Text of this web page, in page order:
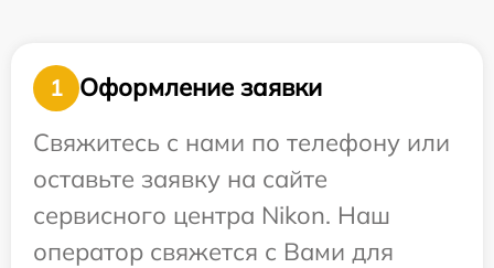
1
Оформление заявки
Свяжитесь с нами по телефону или
оставьте заявку на сайте
сервисного центра Nikon. Наш
оператор свяжется с Вами для